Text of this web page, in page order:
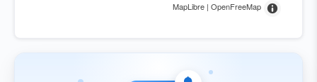
MapLibre | OpenFreeMap